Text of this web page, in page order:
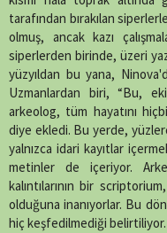
tarafından bırakılan
olmuş, ancak kazı
siperlerden birinde, üzeri
yüzyıldan bu yana,
Uzmanlardan biri, “Bu,
arkeolog, tüm hayatını
diye ekledi. Bu yerde,
yalnızca idari kayıtlar
metinler de içeriyor.
kalıntılarının bir
olduğuna inanıyorlar. Bu
hiç keşfedilmediği belirtiliyor.